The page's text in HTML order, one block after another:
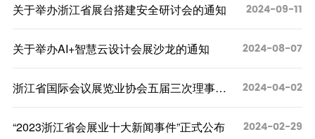
关于举办浙江省展台搭建安全研讨会的通知 2024-09-11
关于举办AI+智慧云设计会展沙龙的通知 2024-08-07
浙江省国际会议展览业协会五届三次理事会
决议
2024-04-02
“2023浙江省会展业十大新闻事件”正式公布 2024-02-29